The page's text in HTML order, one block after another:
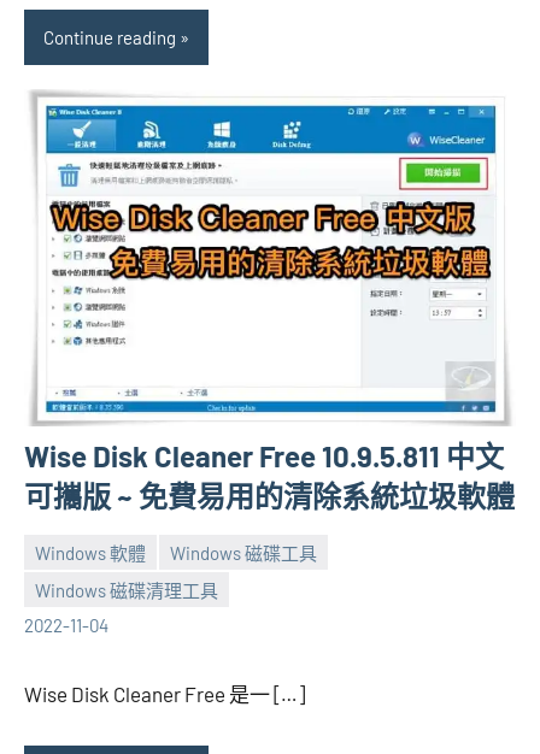
Continue reading
Wise Disk Cleaner Free 10.9.5.811 中文
可攜版 ~ 免費易用的清除系統垃圾軟體
Windows 軟體
Windows 磁碟工具
Windows 磁碟清理工具
2022-11-04
張
海
comments
Wise Disk Cleaner Free 是一 […]